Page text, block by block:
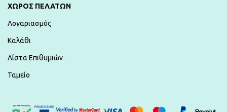
ΧΏΡΟΣ ΠΕΛΑΤΏΝ
Λογαριασμός
Καλάθι
Λίστα Επιθυμιών
Ταμείο